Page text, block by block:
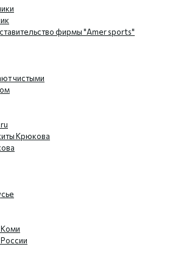
фирмы "Amer sports"
чистыми
Крюкова